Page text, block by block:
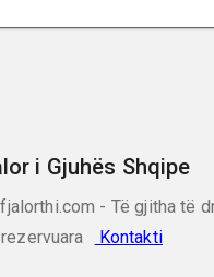
i Gjuhës Shqipe
- Të gjitha të
rezervuara
Kontakti